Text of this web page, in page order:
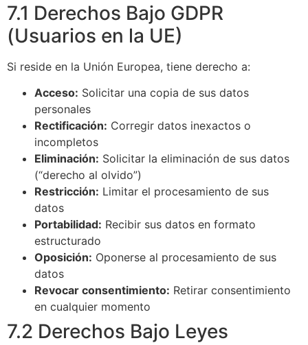
7.1 Derechos Bajo GDPR
(Usuarios en la UE)
Si reside en la Unión Europea, tiene derecho a:
Acceso: Solicitar una copia de sus datos
personales
Rectificación: Corregir datos inexactos o
incompletos
Eliminación: Solicitar la eliminación de sus datos
(“derecho al olvido”)
Restricción: Limitar el procesamiento de sus
datos
Portabilidad: Recibir sus datos en formato
estructurado
Oposición: Oponerse al procesamiento de sus
datos
Revocar consentimiento: Retirar consentimiento
en cualquier momento
7.2 Derechos Bajo Leyes